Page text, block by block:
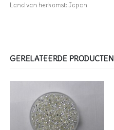
Land van herkomst: Japan
GERELATEERDE PRODUCTEN